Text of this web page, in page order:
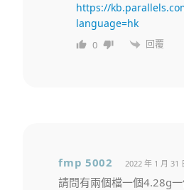
https://
language=hk
0 回覆
fmp 5002 2022 年 1 月 31
請問有兩個檔一個4.28g